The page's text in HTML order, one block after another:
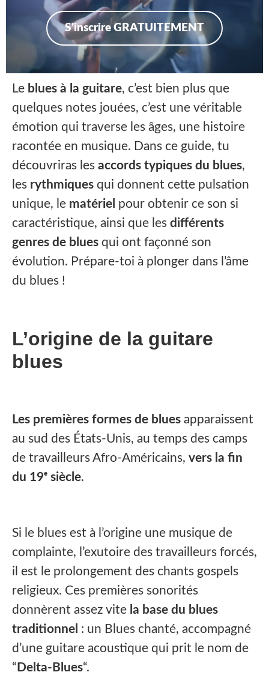
S'inscrire GRATUITEMENT
Le blues à la guitare, c’est bien plus que
quelques notes jouées, c’est une véritable
émotion qui traverse les âges, une histoire
racontée en musique. Dans ce guide, tu
découvriras les accords typiques du blues,
les rythmiques qui donnent cette pulsation
unique, le matériel pour obtenir ce son si
caractéristique, ainsi que les différents
genres de blues qui ont façonné son
évolution. Prépare-toi à plonger dans l’âme
du blues !
L’origine de la guitare
blues
Les premières formes de blues apparaissent
au sud des États-Unis, au temps des camps
de travailleurs Afro-Américains, vers la fin
du 19ᵉ siècle.
Si le blues est à l’origine une musique de
complainte, l’exutoire des travailleurs forcés,
il est le prolongement des chants gospels
religieux. Ces premières sonorités
donnèrent assez vite la base du blues
traditionnel : un Blues chanté, accompagné
d’une guitare acoustique qui prit le nom de
“ Delta-Blues“.